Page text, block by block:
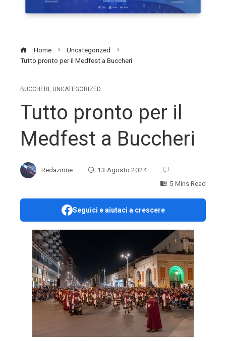
Home
Uncategorized
Tutto pronto per il Medfest a Buccheri
BUCCHERI , UNCATEGORIZED
Tutto pronto per il
Medfest a Buccheri
Redazione
13 Agosto 2024
5 Mins Read
Seguici e aiutaci a crescere